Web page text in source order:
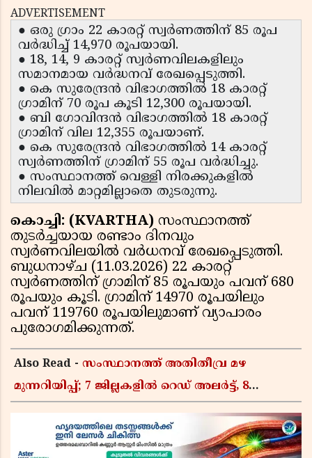
ADVERTISEMENT
● ഒരു ഗ്രാം 22 കാരറ്റ് സ്വർണത്തിന് 85 രൂപ
വർദ്ധിച്ച് 14,970 രൂപയായി.
● 18, 14, 9 കാരറ്റ് സ്വർണവിലകളിലും
സമാനമായ വർദ്ധനവ് രേഖപ്പെടുത്തി.
● കെ സുരേന്ദ്രൻ വിഭാഗത്തിൽ 18 കാരറ്റ്
ഗ്രാമിന് 70 രൂപ കൂടി 12,300 രൂപയായി.
● ബി ഗോവിന്ദൻ വിഭാഗത്തിൽ 18 കാരറ്റ്
ഗ്രാമിന് വില 12,355 രൂപയാണ്.
● കെ സുരേന്ദ്രൻ വിഭാഗത്തിൽ 14 കാരറ്റ്
സ്വർണത്തിന് ഗ്രാമിന് 55 രൂപ വർദ്ധിച്ചു.
● സംസ്ഥാനത്ത് വെള്ളി നിരക്കുകളിൽ
നിലവിൽ മാറ്റമില്ലാതെ തുടരുന്നു.
കൊച്ചി: (KVARTHA) സംസ്ഥാനത്ത്
തുടര്‍ച്ചയായ രണ്ടാം ദിനവും
സ്വര്‍ണവിലയില്‍ വര്‍ധനവ് രേഖപ്പെടുത്തി.
ബുധനാഴ്ച (11.03.2026) 22 കാരറ്റ്
സ്വര്‍ണത്തിന് ഗ്രാമിന് 85 രൂപയും പവന് 680
രൂപയും കൂടി. ഗ്രാമിന് 14970 രൂപയിലും
പവന് 119760 രൂപയിലുമാണ് വ്യാപാരം
പുരോഗമിക്കുന്നത്.
Also Read - സംസ്ഥാനത്ത് അതിതീവ്ര മഴ
മുന്നറിയിപ്പ്; 7 ജില്ലകളിൽ റെഡ് അലർട്ട്, 8